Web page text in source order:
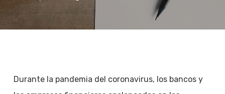
Durante la pandemia del coronavirus, los bancos y